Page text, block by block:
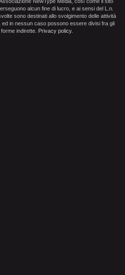
alcun fine di lucro, e ai sensi del L.n.
sono destinati allo svolgimento delle attività
in nessun caso possono essere divisi fra gli
indirette. Privacy policy.